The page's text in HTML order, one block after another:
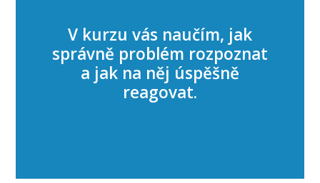
V kurzu vás naučím, jak
správně problém rozpoznat
a jak na něj úspěšně
reagovat.